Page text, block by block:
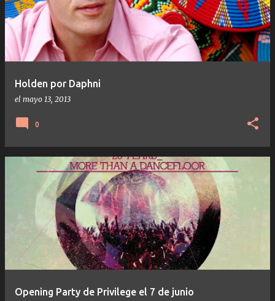
Holden por Daphni
el mayo 13, 2013
0
Opening Party de Privilege el 7 de junio